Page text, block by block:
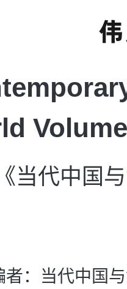
代中国与
者：当代中国